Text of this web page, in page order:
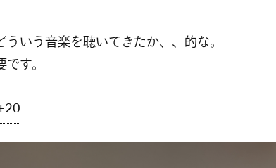
いう音楽を聴いてきたか、、的な。
す。